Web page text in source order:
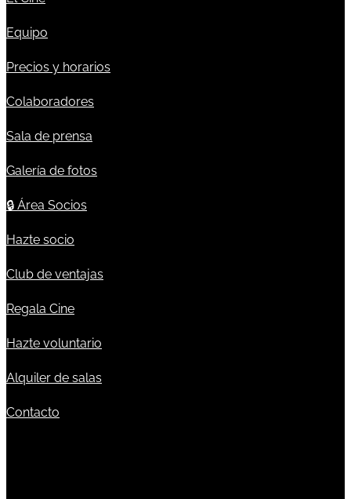
Equipo
Precios y horarios
Colaboradores
Sala de prensa
Galería de fotos
🔒 Área Socios
Hazte socio
Club de ventajas
Regala Cine
Hazte voluntario
Alquiler de salas
Contacto